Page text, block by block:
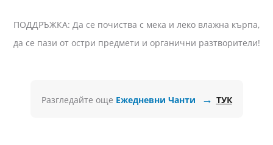
ПОДДРЪЖКА: Да се почиства с мека и леко влажна кърпа,
да се пази от остри предмети и органични разтворители!
Разгледайте още Ежедневни Чанти → ТУК